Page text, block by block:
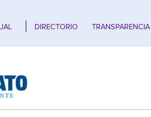
DIRECTORIO TRANSPARENCIA